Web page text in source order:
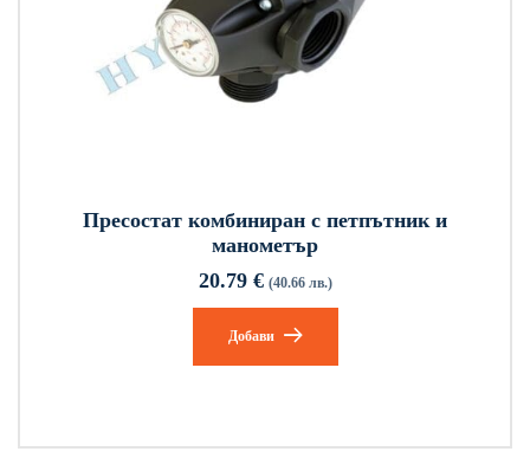
Пресостат комбиниран с петпътник и
манометър
20.79 € (40.66 лв.)
Добави